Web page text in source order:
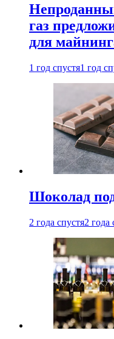
газ
для
1 год спустя1 год
Шоколад
2 года спустя2 года